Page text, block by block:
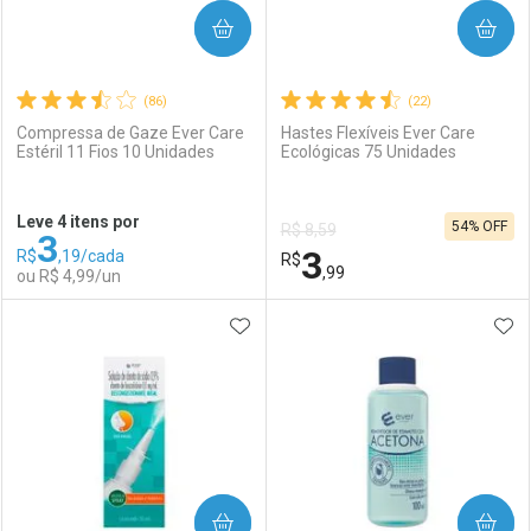
Comprar sem Desconto
Por R$ 8,47/cada
Comprar sem Desconto
Por R$ 8,47/cada
Comprar sem Desconto
Por R$ 2,87/cada
Comprar sem Desconto
Por R$ 2,87/cada
(86)
Compressa de Gaze Ever Care
Estéril 11 Fios 10 Unidades
Leve 4 itens por
R$3,19/cada
ou R$ 4,99/un
COMPRAR
Laboratório
Por Menos
(22)
Hastes Flexíveis Ever Care
Ecológicas 75 Unidades
R$ 8,59
R$3,99
54% OFF
COMPRAR
Laboratório
Por Menos
ADICIONAR AOS FAVORITOS
COMPRAR COMPRAR